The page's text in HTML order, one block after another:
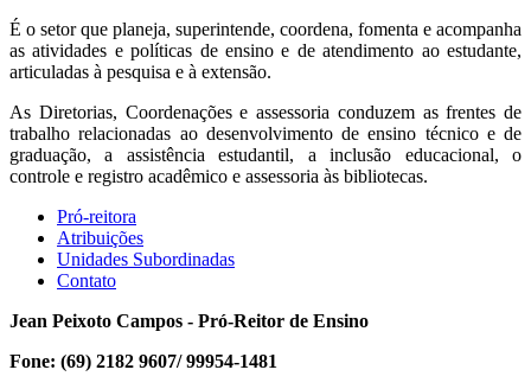
É o setor que planeja, superintende, coordena, fomenta e acompanha
as atividades e políticas de ensino e de atendimento ao estudante,
articuladas à pesquisa e à extensão.
As Diretorias, Coordenações e assessoria conduzem as frentes de
trabalho relacionadas ao desenvolvimento de ensino técnico e de
graduação, a assistência estudantil, a inclusão educacional, o
controle e registro acadêmico e assessoria às bibliotecas.
Pró-reitora
Atribuições
Unidades Subordinadas
Contato
Jean Peixoto Campos - Pró-Reitor de Ensino
Fone: (69) 2182 9607/99954-1481